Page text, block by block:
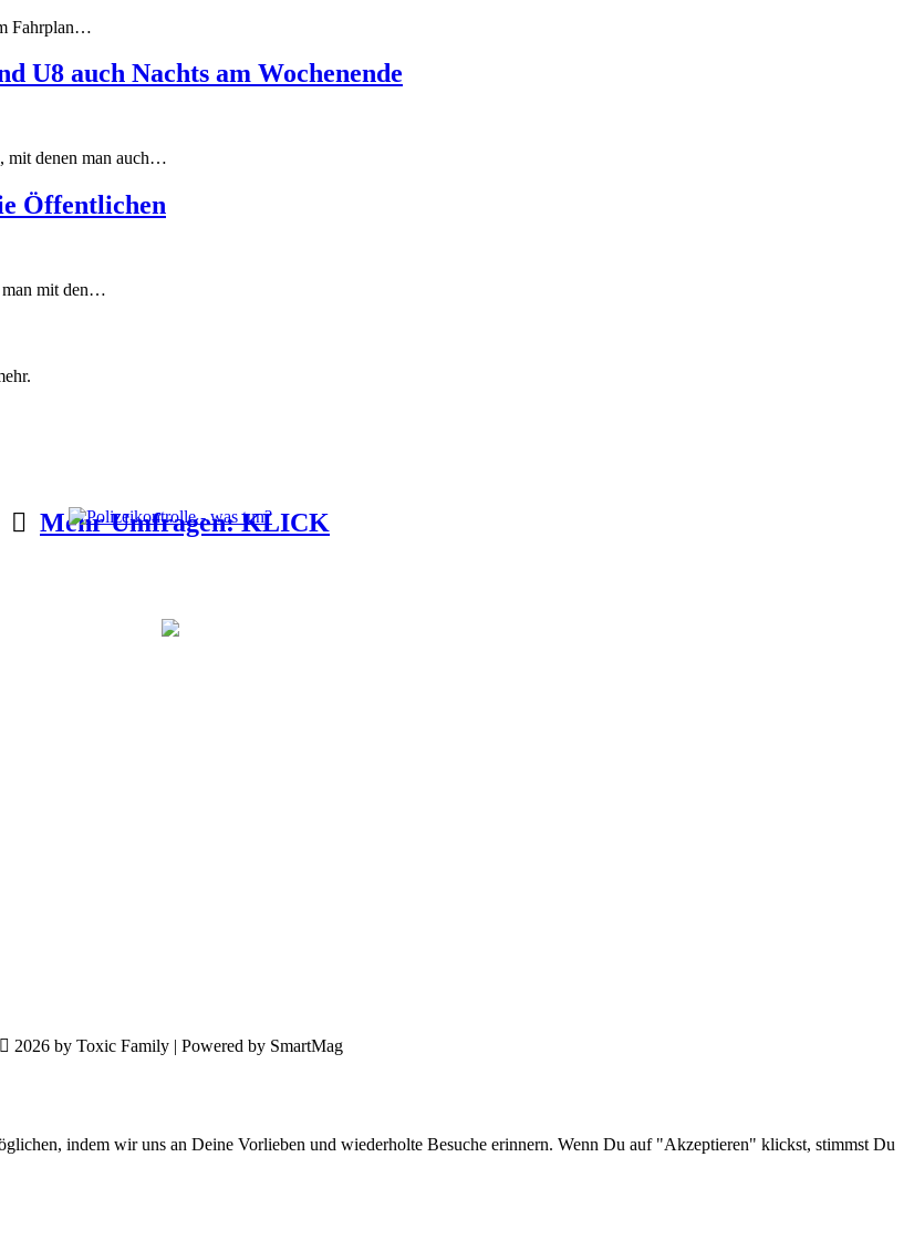
Fahrplan…
U8 auch Nachts am Wochenende
mit denen man auch…
Öffentlichen
man mit den…
Mehr Umfragen: KLICK
2026 by Toxic Family | Powered by SmartMag
indem wir uns an Deine Vorlieben und wiederholte Besuche erinnern. Wenn Du auf "Akzeptieren" klickst, stimmst Du